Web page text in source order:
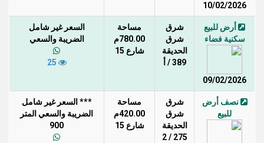
10/02/2026
أرض للبيع
سكنية فضاء
09/02/2026
شرق
شرق
الحديقة
389 / أ
مساحة
780.00م
شارع 15
السعر غير شامل
الضريبة والسعي
نصف أرض
للبيع
شرق
شرق
الحديقة
275 / 2
مساحة
420.00م
شارع 15
*** السعر غير شامل
الضريبة والسعي المتر
900